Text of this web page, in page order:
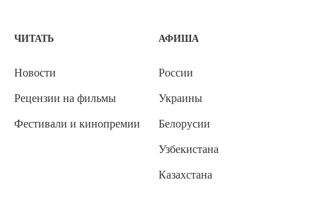
ЧИТАТЬ
Новости
Рецензии на фильмы
Фестивали и кинопремии
АФИША
России
Украины
Белорусии
Узбекистана
Казахстана